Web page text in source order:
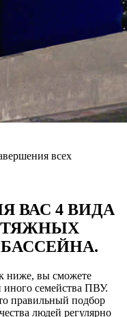
всех
ВАС 4 ВИДА
ниже, вы сможете
иного семейства ПВУ.
правильный подбор
людей регулярно